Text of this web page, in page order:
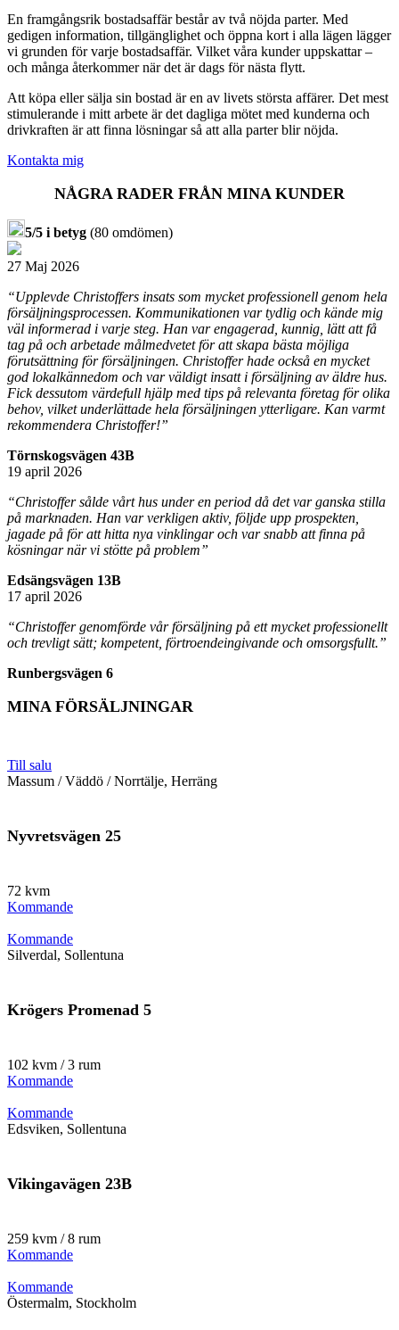
En framgångsrik bostadsaffär består av två nöjda parter. Med
gedigen information, tillgänglighet och öppna kort i alla lägen lägger
vi grunden för varje bostadsaffär. Vilket våra kunder uppskattar –
och många återkommer när det är dags för nästa flytt.
Att köpa eller sälja sin bostad är en av livets största affärer. Det mest
stimulerande i mitt arbete är det dagliga mötet med kunderna och
drivkraften är att finna lösningar så att alla parter blir nöjda.
Kontakta mig
NÅGRA RADER FRÅN MINA KUNDER
5/5 i betyg (80 omdömen)
27 Maj 2026
“Upplevde Christoffers insats som mycket professionell genom hela
försäljningsprocessen. Kommunikationen var tydlig och kände mig
väl informerad i varje steg. Han var engagerad, kunnig, lätt att få
tag på och arbetade målmedvetet för att skapa bästa möjliga
förutsättning för försäljningen. Christoffer hade också en mycket
god lokalkännedom och var väldigt insatt i försäljning av äldre hus.
Fick dessutom värdefull hjälp med tips på relevanta företag för olika
behov, vilket underlättade hela försäljningen ytterligare. Kan varmt
rekommendera Christoffer!”
Törnskogsvägen 43B
19 april 2026
“Christoffer sålde vårt hus under en period då det var ganska stilla
på marknaden. Han var verkligen aktiv, följde upp prospekten,
jagade på för att hitta nya vinklingar och var snabb att finna på
kösningar när vi stötte på problem”
Edsängsvägen 13B
17 april 2026
“Christoffer genomförde vår försäljning på ett mycket professionellt
och trevligt sätt; kompetent, förtroendeingivande och omsorgsfullt.”
Runbergsvägen 6
MINA FÖRSÄLJNINGAR
Till salu
Massum / Väddö / Norrtälje, Herräng
Nyvretsvägen 25
72 kvm
Kommande
Kommande
Silverdal, Sollentuna
Krögers Promenad 5
102 kvm / 3 rum
Kommande
Kommande
Edsviken, Sollentuna
Vikingavägen 23B
259 kvm / 8 rum
Kommande
Kommande
Östermalm, Stockholm